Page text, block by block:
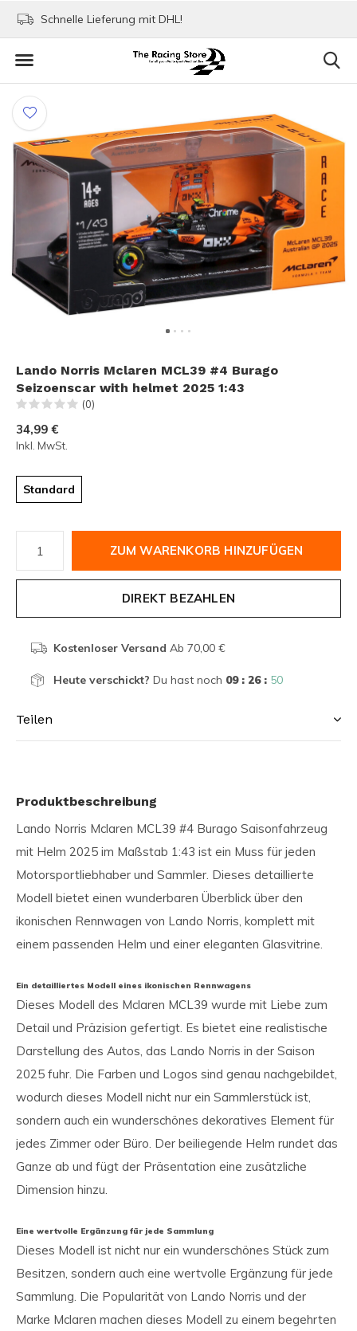
Schnelle Lieferung mit DHL!
Lando Norris Mclaren MCL39 #4 Burago
Seizoenscar with helmet 2025 1:43
(0)
34,99 €
Inkl. MwSt.
Standard
ZUM WARENKORB HINZUFÜGEN
DIREKT BEZAHLEN
Kostenloser Versand Ab 70,00 €
Heute verschickt? Du hast noch 09 : 26 : 50
Teilen
Produktbeschreibung
Lando Norris Mclaren MCL39 #4 Burago Saisonfahrzeug
mit Helm 2025 im Maßstab 1:43 ist ein Muss für jeden
Motorsportliebhaber und Sammler. Dieses detaillierte
Modell bietet einen wunderbaren Überblick über den
ikonischen Rennwagen von Lando Norris, komplett mit
einem passenden Helm und einer eleganten Glasvitrine.
Ein detailliertes Modell eines ikonischen Rennwagens
Dieses Modell des Mclaren MCL39 wurde mit Liebe zum
Detail und Präzision gefertigt. Es bietet eine realistische
Darstellung des Autos, das Lando Norris in der Saison
2025 fuhr. Die Farben und Logos sind genau nachgebildet,
wodurch dieses Modell nicht nur ein Sammlerstück ist,
sondern auch ein wunderschönes dekoratives Element für
jedes Zimmer oder Büro. Der beiliegende Helm rundet das
Ganze ab und fügt der Präsentation eine zusätzliche
Dimension hinzu.
Eine wertvolle Ergänzung für jede Sammlung
Dieses Modell ist nicht nur ein wunderschönes Stück zum
Besitzen, sondern auch eine wertvolle Ergänzung für jede
Sammlung. Die Popularität von Lando Norris und der
Marke Mclaren machen dieses Modell zu einem begehrten